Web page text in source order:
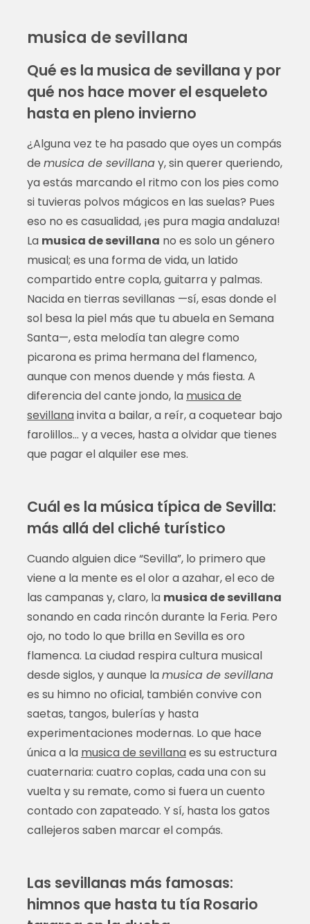
musica de sevillana
Qué es la musica de sevillana y por
qué nos hace mover el esqueleto
hasta en pleno invierno
¿Alguna vez te ha pasado que oyes un compás
de musica de sevillanay, sin querer queriendo,
ya estás marcando el ritmo con los pies como
si tuvieras polvos mágicos en las suelas? Pues
eso no es casualidad, ¡es pura magia andaluza!
La musica de sevillana no es solo un género
musical; es una forma de vida, un latido
compartido entre copla, guitarra y palmas.
Nacida en tierras sevillanas —sí, esas donde el
sol besa la piel más que tu abuela en Semana
Santa—, esta melodía tan alegre como
picarona es prima hermana del flamenco,
aunque con menos duende y más fiesta. A
diferencia del cante jondo, la musica de
sevillanainvita a bailar, a reír, a coquetear bajo
farolillos… y a veces, hasta a olvidar que tienes
que pagar el alquiler ese mes.
Cuál es la música típica de Sevilla:
más allá del cliché turístico
Cuando alguien dice “Sevilla”, lo primero que
viene a la mente es el olor a azahar, el eco de
las campanas y, claro, la musica de sevillana
sonando en cada rincón durante la Feria. Pero
ojo, no todo lo que brilla en Sevilla es oro
flamenca. La ciudad respira cultura musical
desde siglos, y aunque lamusica de sevillana
es su himno no oficial, también convive con
saetas, tangos, bulerías y hasta
experimentaciones modernas. Lo que hace
única a la musica de sevillanaes su estructura
cuaternaria: cuatro coplas, cada una con su
vuelta y su remate, como si fuera un cuento
contado con zapateado. Y sí, hasta los gatos
callejeros saben marcar el compás.
Las sevillanas más famosas:
himnos que hasta tu tía Rosario